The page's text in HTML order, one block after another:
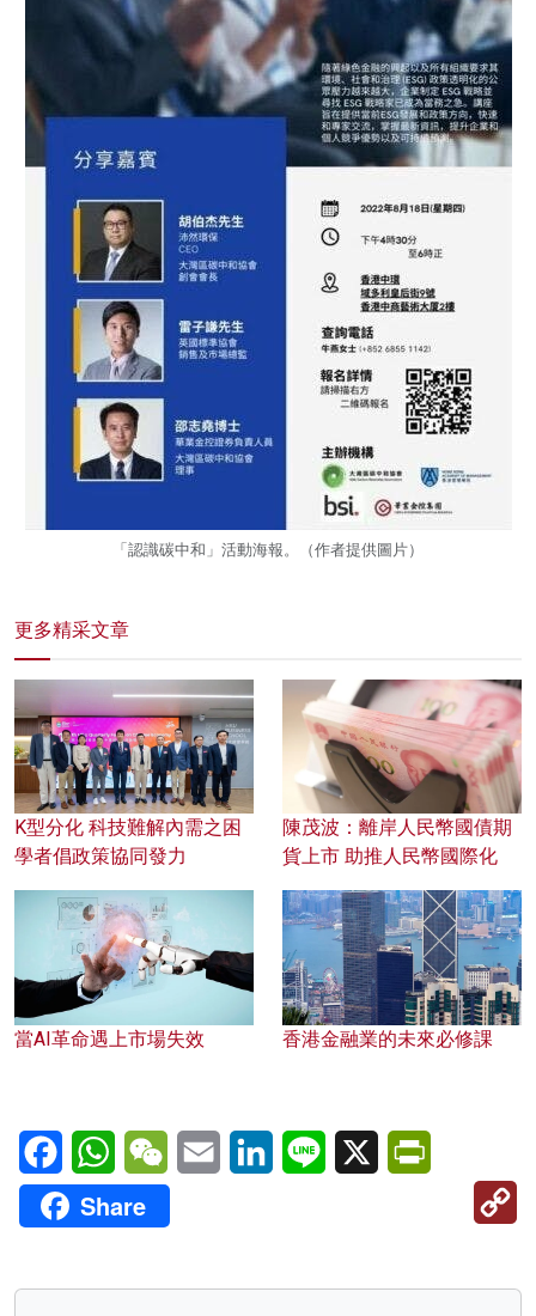
「認識碳中和」活動海報。（作者提供圖片）
更多精采文章
K型分化 科技難解內需之困
學者倡政策協同發力
陳茂波：離岸人民幣國債期
貨上市 助推人民幣國際化
當AI革命遇上市場失效 香港金融業的未來必修課
FacebookWhatsAppWeChatEmail LinkedInLine X
Share